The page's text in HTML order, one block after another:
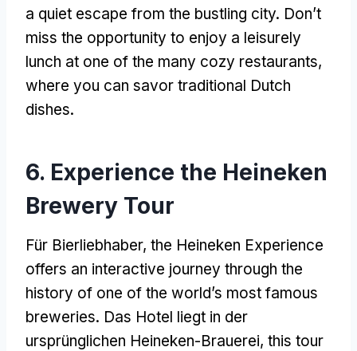
a quiet escape from the bustling city. Don’t
miss the opportunity to enjoy a leisurely
lunch at one of the many cozy restaurants,
where you can savor traditional Dutch
dishes.
6. Experience the Heineken
Brewery Tour
Für Bierliebhaber, the Heineken Experience
offers an interactive journey through the
history of one of the world’s most famous
breweries. Das Hotel liegt in der
ursprünglichen Heineken-Brauerei, this tour